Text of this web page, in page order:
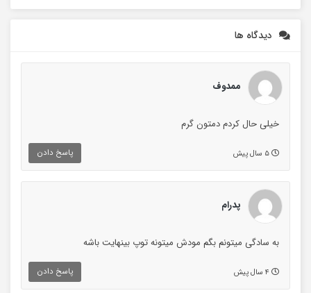
دیدگاه ها
ممدوف
خیلی حال کردم دمتون گرم
پاسخ دادن
پدرام
به سادگی میتونم بگم مودش میتونه توپ بینهایت باشه
پاسخ دادن